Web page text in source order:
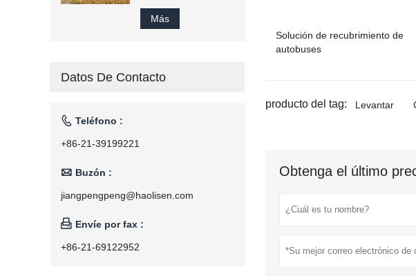
Solución de recubrimiento de
autobuses
producto del tag: Levantar
Obtenga el último
Más
Datos De Contacto
 Teléfono :
+86-21-39199221
 Buzón :
jiangpengpeng@haolisen.com
 Envíe por fax :
+86-21-69122952